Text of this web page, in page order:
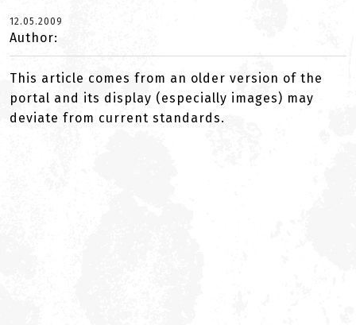
12.05.2009
Author:
This article comes from an older version of the
portal and its display (especially images) may
deviate from current standards.